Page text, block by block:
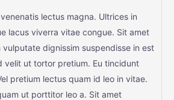
lectus magna. Ultrices in
lacus viverra vitae congue. Sit amet
dignissim suspendisse in est
velit ut tortor pretium. Eu tincidunt
pretium lectus quam id leo in vitae.
ut porttitor leo a. Sit amet